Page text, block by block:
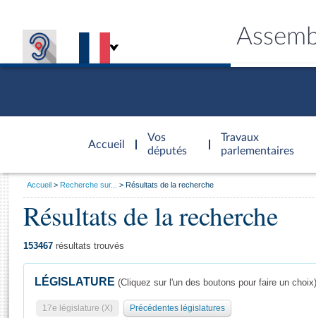
Accueil
d'accueil
Vos
députés
Travaux
parlementaires
Général
Vous
Accueil Recherche sur... Résultats de la recherche
Résultats de la recherche
153467 résultats trouvés
LÉGISLATURE (Cliquez sur l'un des boutons pour faire un choix)
17e législature (X) Précédentes législatures